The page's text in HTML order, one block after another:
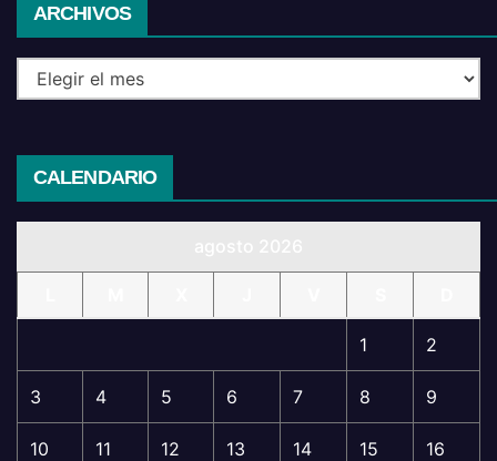
ARCHIVOS
CALENDARIO
1 2
3 4 5 6 7 8 9
10 11 12 13 14 15 16